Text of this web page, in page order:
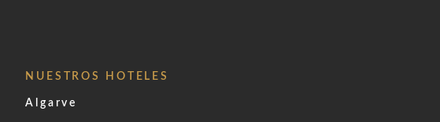
NUESTROS HOTELES
Algarve